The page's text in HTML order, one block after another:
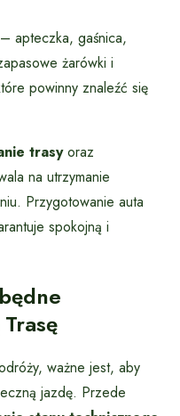
– apteczka, gaśnica,
żarówki i
powinny znaleźć się
trasyoraz
na utrzymanie
Przygotowanie auta
spokojną i
ważne jest, aby
jazdę. Przede